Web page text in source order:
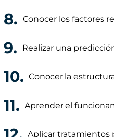
8. Conocer los factores
9. Realizar una
10. Conocer la
11. Aprender el
Aplicar tratamientos